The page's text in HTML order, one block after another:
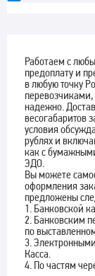
Работаем с
предоплату и
в любую точку
надежно.
весогабаритов
условия
рублях и
как с
ЭДО.
Вы можете
оформления
предложены
1. Банковской
2. Банковским
по
3.
Касса.
4. По частям